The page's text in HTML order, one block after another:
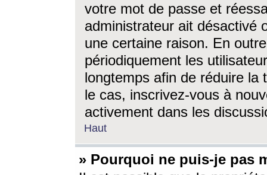
votre mot de passe et
administrateur ait désactivé
une certaine raison. En
périodiquement les
longtemps afin de réduire la
le cas, inscrivez-vous à
activement dans les
Haut
» Pourquoi ne puis-je pas